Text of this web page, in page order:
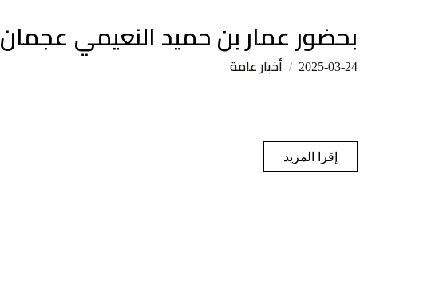
بحضور عمار بن حميد النعيمي عجمان
2025-03-24 أخبار عامة
إقرا المزيد